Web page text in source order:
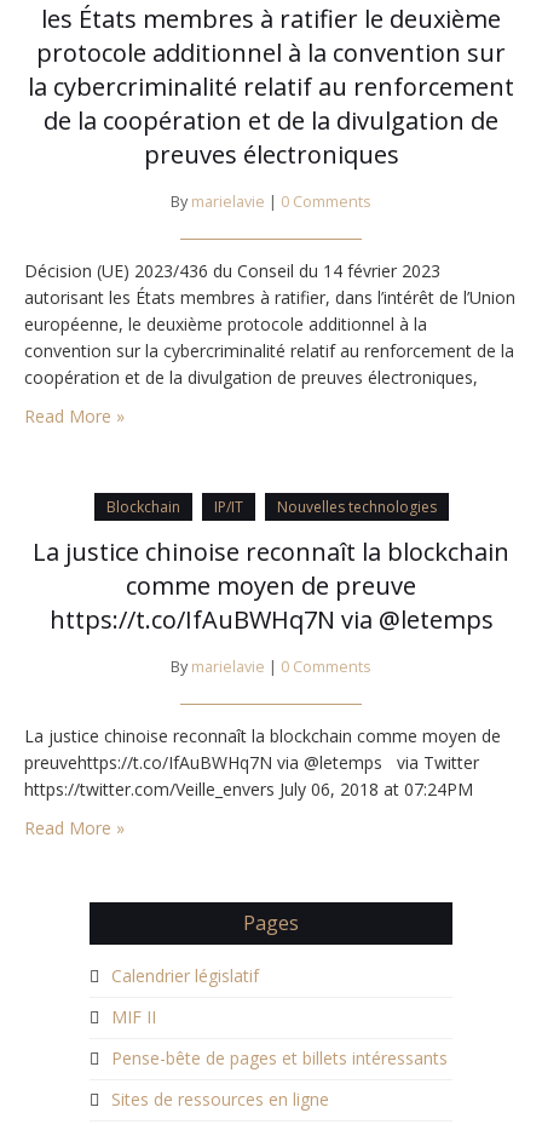
les États membres à ratifier le deuxième
protocole additionnel à la convention sur
la cybercriminalité relatif au renforcement
de la coopération et de la divulgation de
preuves électroniques
By marielavie | 0 Comments
Décision (UE) 2023/436 du Conseil du 14 février 2023
autorisant les États membres à ratifier, dans l’intérêt de l’Union
européenne, le deuxième protocole additionnel à la
convention sur la cybercriminalité relatif au renforcement de la
coopération et de la divulgation de preuves électroniques,
ST/6438/2022/INIT,JO L 63 du 28.2.2023, p. 48–53
ELI: http://data.europa.eu/eli/dec/2023/436/oj Deuxième
Read More »
Blockchain IP/IT Nouvelles technologies
La justice chinoise reconnaît la blockchain
comme moyen de preuve
https://t.co/IfAuBWHq7N via @letemps
By marielavie | 0 Comments
La justice chinoise reconnaît la blockchain comme moyen de
preuvehttps://t.co/IfAuBWHq7N via @letemps via Twitter
https://twitter.com/Veille_envers July 06, 2018 at 07:24PM
Read More »
Pages
Calendrier législatif
MIF II
Pense-bête de pages et billets intéressants
Sites de ressources en ligne